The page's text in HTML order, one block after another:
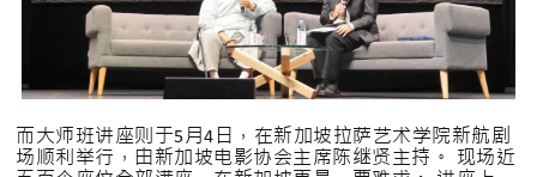
而大师班讲座则于5月4日，在新加坡拉萨艺术学院新航剧
场顺利举行，由新加坡电影协会主席陈继贤主持。 现场近